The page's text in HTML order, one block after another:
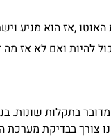
,אז הוא מניע
להיות ואם לא אז מה
בתקלות שונות.
ואמובילייזר. 2 התקלות מצריכות בדיקה של